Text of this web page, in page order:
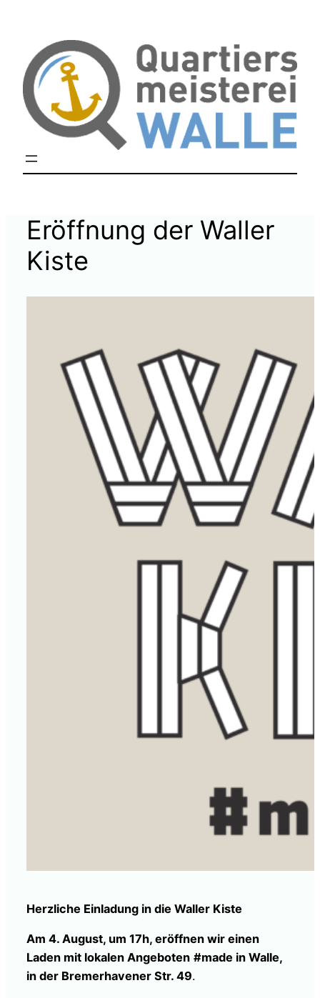
springen
Eröffnung der Waller
Kiste
Herzliche Einladung in die Waller Kiste
Am 4. August, um 17h, eröffnen wir einen
Laden mit lokalen Angeboten #made in Walle,
in der Bremerhavener Str. 49.